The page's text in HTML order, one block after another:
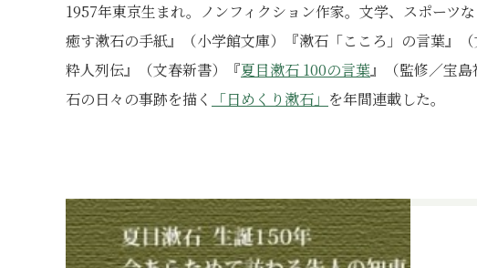
1957年東京生まれ。ノンフィクション作家。文学、スポーツ
癒す漱石の手紙』（小学館文庫）『漱石「こころ」の言葉』
粋人列伝』（文春新書）『夏目漱石 100の言葉』（監修／宝
石の日々の事跡を描く
「日めくり漱石」 を年間連載した。